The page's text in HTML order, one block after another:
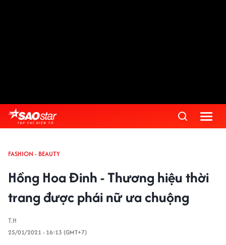
FASHION - BEAUTY
Hồng Hoa Đinh - Thương hiệu thời
trang được phái nữ ưa chuộng
T.H
25/01/2021 - 16:13 (GMT+7)